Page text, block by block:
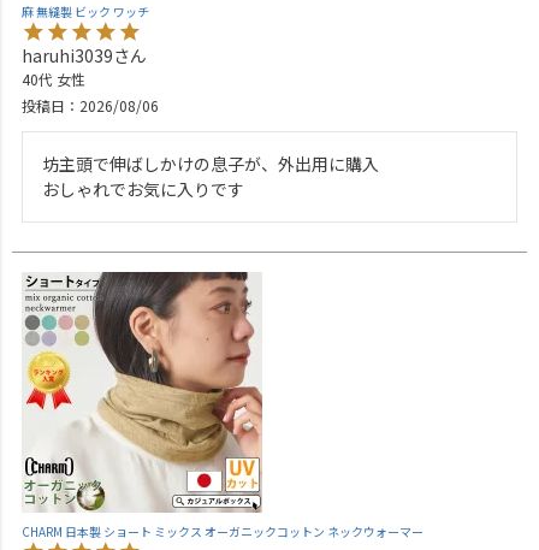
麻 無縫製 ビック ワッチ
haruhi3039
40代 女性
投稿日
2026/08/06
坊主頭で伸ばしかけの息子が、外出用に購入
おしゃれでお気に入りです
CHARM 日本製 ショート ミックス オーガニックコットン ネックウォーマー